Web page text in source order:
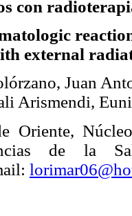
con
external
Juan
Arismendi,
Oriente,
de la